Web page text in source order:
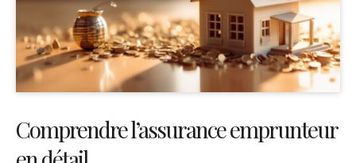
Comprendre l’assurance emprunteur